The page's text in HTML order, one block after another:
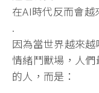
在AI時代反而會越
.
因為當世界越來
情緒鬥獸場，人
的人，而是：